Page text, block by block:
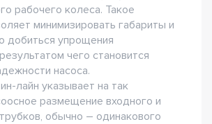
рабочего колеса. Такое
минимизировать габариты и
добиться упрощения
чего становится
насоса.
лайн указывает на так
размещение входного и
обычно – одинакового